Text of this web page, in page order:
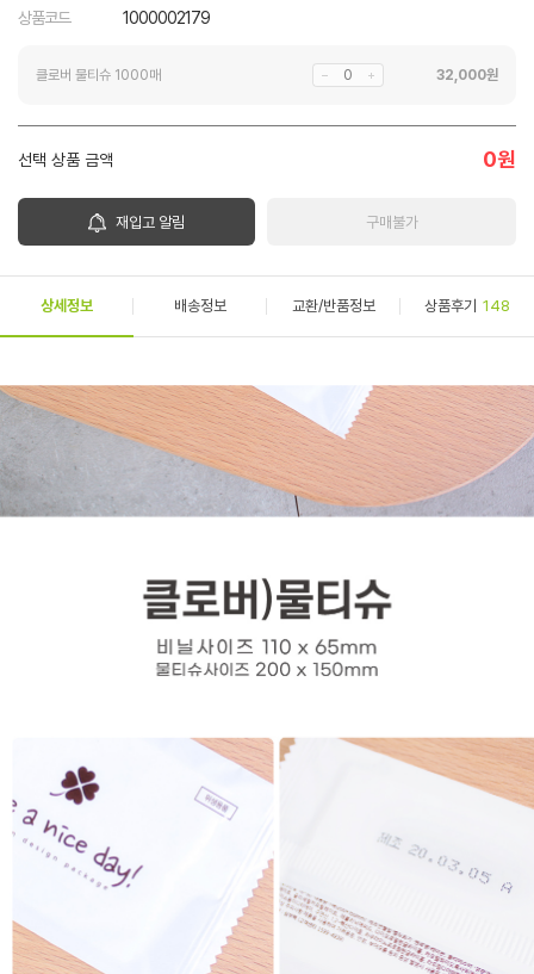
상품코드 1000002179
클로버 물티슈 1000매 32,000원
선택 상품 금액 0원
재입고 알림 구매불가
상세정보 배송정보 교환/반품정보 상품후기 148